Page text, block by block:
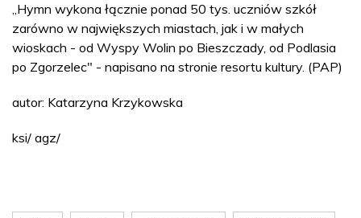
„Hymn wykona łącznie ponad 50 tys. uczniów szkół
zarówno w największych miastach, jak i w małych
wioskach - od Wyspy Wolin po Bieszczady, od Podlasia
po Zgorzelec" - napisano na stronie resortu kultury. (PAP)
autor: Katarzyna Krzykowska
ksi/ agz/